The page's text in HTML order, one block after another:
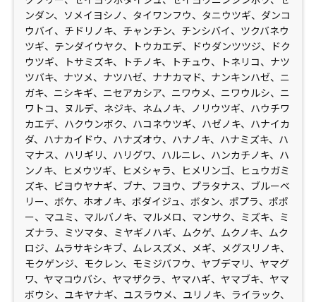
ンダン、ソメイヨシノ、タイワンフウ、タニウツギ、ダンコ
ウバイ、チドリノキ、チャンチン、チンシバイ、ツクバネウ
ツギ、テンダイウヤク、トウカエデ、ドウダンツツジ、ドク
ウツギ、トサミズキ、トチノキ、トチュウ、トネリコ、ナツ
ツバキ、ナツメ、ナツハゼ、ナナカマド、ナンキンハゼ、ニ
ガキ、ニシキギ、ニセアカシア、ニワウメ、ニワウルシ、ニ
ワトコ、ヌルデ、ネジキ、ネムノキ、ノリウツギ、ハウチワ
カエデ、ハクウンボク、ハコネウツギ、ハゼノキ、ハナイカ
ダ、ハナカイドウ、ハナズオウ、ハナノキ、ハナミズキ、ハ
マナス、ハリギリ、ハリグワ、ハルニレ、ハンカチノキ、ハ
ンノキ、ヒメウツギ、ヒメシャラ、ヒメリンゴ、ヒュウガミ
ズキ、ビヨウヤナギ、ブナ、フヨウ、プラタナス、ブルーベ
リー、ボケ、ホオノキ、ボダイジュ、ボタン、ポプラ、ポポ
ー、マユミ、マルバノキ、マルメロ、マンサク、ミズキ、ミ
ズナラ、ミツマタ、ミヤギノハギ、ムクゲ、ムクノキ、ムク
ロジ、ムラサキシキブ、ムレスズメ、メギ、メグスリノキ、
モクゲンジ、モクレン、モミジバフウ、ヤブデマリ、ヤマグ
ワ、ヤマコウバシ、ヤマザクラ、ヤマハギ、ヤマブキ、ヤマ
ボウシ、ユキヤナギ、ユスラウメ、ユリノキ、ライラック、